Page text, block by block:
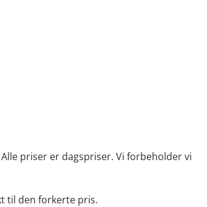
priser er dagspriser. Vi forbeholder vi
til den forkerte pris.